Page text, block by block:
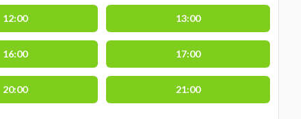
12:00 13:00
16:00 17:00
20:00 21:00